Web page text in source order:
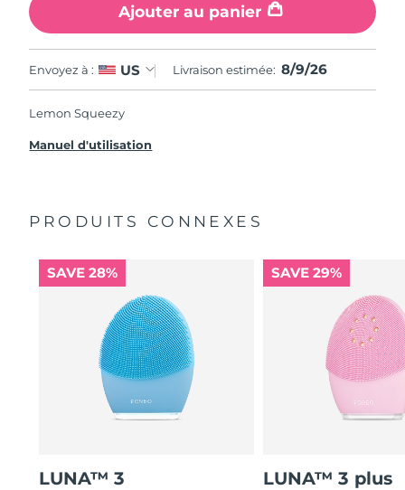
Ajouter au panier
Envoyez à : US Livraison estimée: 8/9/26
Lemon Squeezy
Manuel d'utilisation
PRODUITS CONNEXES
SAVE 28%
LUNA™ 3
SAVE 29%
LUNA™ 3 plus